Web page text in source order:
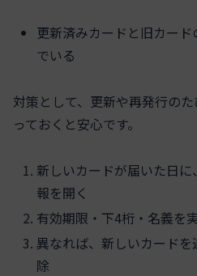
更新済みカードと旧カー
でいる
対策として、更新や再発行の
っておくと安心です。
新しいカードが届いた日
報を開く
有効期限・下4桁・名義を
異なれば、新しいカード
除